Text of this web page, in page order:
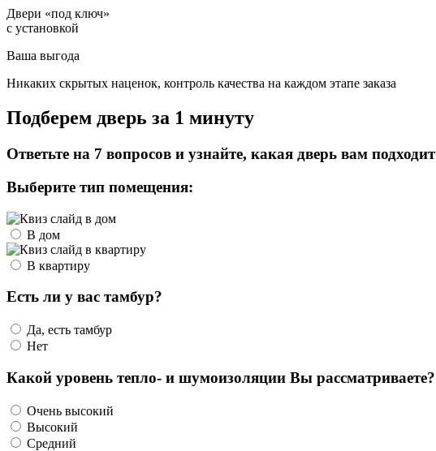
Двери «под ключ»
с установкой
Ваша выгода
Никаких скрытых наценок, контроль качества на каждом этапе заказа
Подберем дверь за 1 минуту
Ответьте на 7 вопросов и узнайте, какая дверь вам подходит
Выберите тип помещения:
В дом
В квартиру
Есть ли у вас тамбур?
Да, есть тамбур
Нет
Какой уровень тепло- и шумоизоляции Вы рассматриваете?
Очень высокий
Высокий
Средний